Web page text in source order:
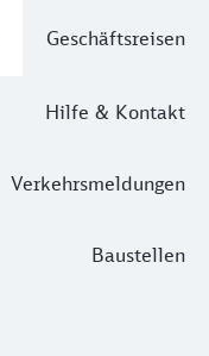
Geschäftsreisen
Hilfe & Kontakt
Verkehrsmeldungen
Baustellen